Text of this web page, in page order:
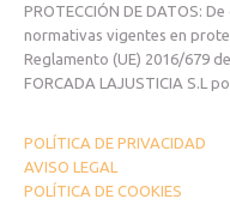
PROTECCIÓN DE DATOS:
normativas vigentes en
Reglamento (UE) 2016/679
FORCADA LAJUSTICIA S.L
POLÍTICA DE PRIVACIDAD
AVISO LEGAL
POLÍTICA DE COOKIES